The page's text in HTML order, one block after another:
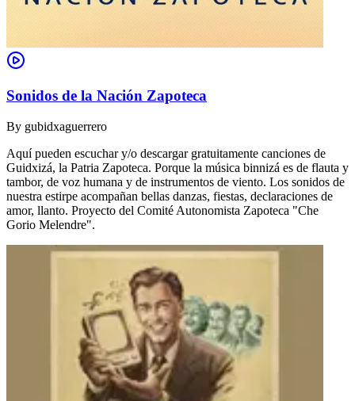
Sonidos de la Nación Zapoteca
By gubidxaguerrero
Aquí pueden escuchar y/o descargar gratuitamente canciones de
Guidxizá, la Patria Zapoteca. Porque la música binnizá es de flauta y
tambor, de voz humana y de instrumentos de viento. Los sonidos de
nuestra estirpe acompañan bellas danzas, fiestas, declaraciones de
amor, llanto. Proyecto del Comité Autonomista Zapoteca "Che
Gorio Melendre".